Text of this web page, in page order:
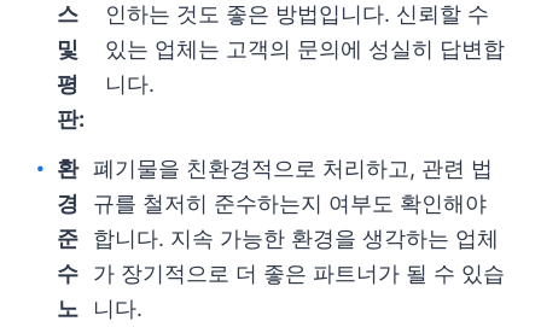
스
및
평
판:
인하는 것도 좋은 방법입니다. 신뢰할 수
있는 업체는 고객의 문의에 성실히 답변합
니다.
환
경
준
수
노
폐기물을 친환경적으로 처리하고, 관련 법
규를 철저히 준수하는지 여부도 확인해야
합니다. 지속 가능한 환경을 생각하는 업체
가 장기적으로 더 좋은 파트너가 될 수 있습
니다.